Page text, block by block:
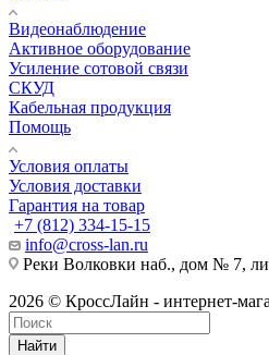
Видеонаблюдение
Активное оборудование
Усиление сотовой связи
СКУД
Кабельная продукция
Помощь
Условия оплаты
Условия доставки
Гарантия на товар
+7 (812) 334-15-15
info@cross-lan.ru
Реки Волковки наб., дом № 7,
2026 © КроссЛайн - интернет-
Найти